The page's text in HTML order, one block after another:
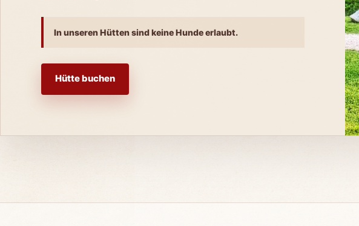
In unseren Hütten sind keine Hunde erlaubt.
Hütte buchen